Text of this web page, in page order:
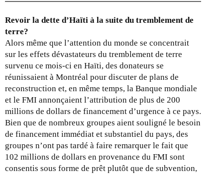
Revoir la dette d’Haïti à la suite du tremblement de
terre?
Alors même que l’attention du monde se concentrait
sur les effets dévastateurs du tremblement de terre
survenu ce mois-ci en Haïti, des donateurs se
réunissaient à Montréal pour discuter de plans de
reconstruction et, en même temps, la Banque mondiale
et le FMI annonçaient l’attribution de plus de 200
millions de dollars de financement d’urgence à ce pays.
Bien que de nombreux groupes aient souligné le besoin
de financement immédiat et substantiel du pays, des
groupes n’ont pas tardé à faire remarquer le fait que
102 millions de dollars en provenance du FMI sont
consentis sous forme de prêt plutôt que de subvention,